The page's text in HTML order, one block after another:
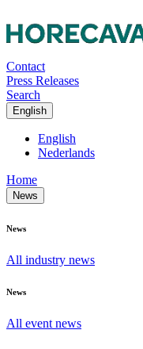
Contact
Press Releases
Search
English
English
Nederlands
Home
News
News
All industry news
News
All event news